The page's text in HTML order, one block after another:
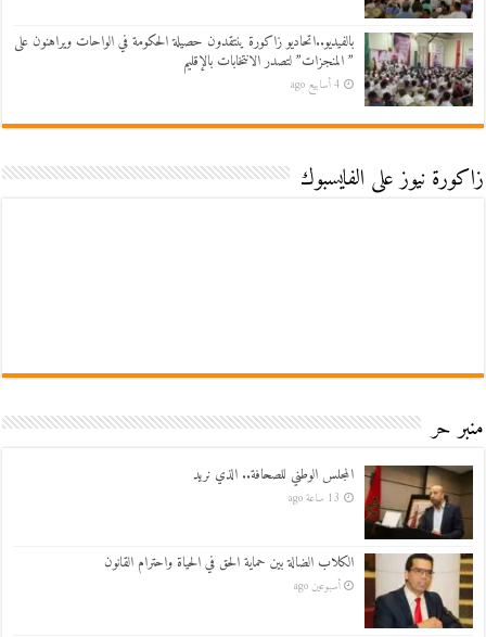
بالفيديو..اتحاديو زاكورة ينتقدون حصيلة الحكومة في الواحات ويراهنون على
” المنجزات” لتصدر الانتخابات بالإقليم
4 أسابيع ago
زاكورة نيوز على الفايسبوك
منبر حر
المجلس الوطني للصحافة.. الذي نريد
13 ساعة ago
الكلاب الضالة بين حماية الحق في الحياة واحترام القانون
أسبوعين ago